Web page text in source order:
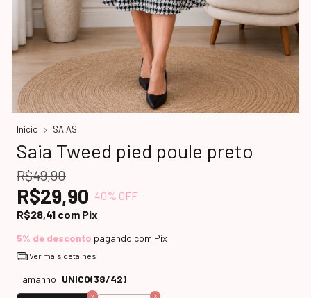
Início SAIAS
Saia Tweed pied poule preto
R$49,90
R$29,90 40% OFF
R$28,41 com Pix
5% de desconto pagando com Pix
Ver mais detalhes
Tamanho: UNICO(38/42)